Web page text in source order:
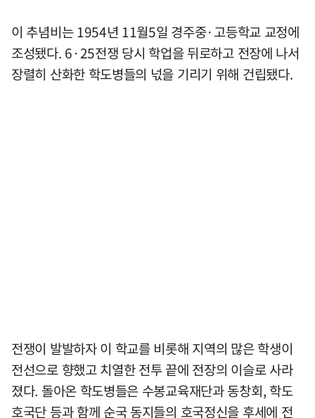
이 추념비는 1954년 11월5일 경주중·고등학교 교정에
조성됐다. 6·25전쟁 당시 학업을 뒤로하고 전장에 나서
장렬히 산화한 학도병들의 넋을 기리기 위해 건립됐다.
전쟁이 발발하자 이 학교를 비롯해 지역의 많은 학생이
전선으로 향했고 치열한 전투 끝에 전장의 이슬로 사라
졌다. 돌아온 학도병들은 수봉교육재단과 동창회, 학도
호국단 등과 함께 순국 동지들의 호국정신을 후세에 전